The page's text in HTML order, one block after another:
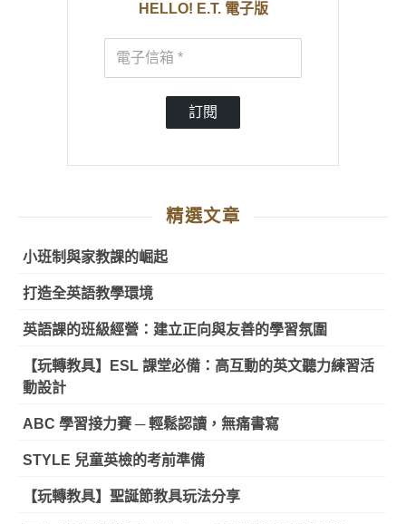
HELLO! E.T. 電子版
訂閱
精選文章
小班制與家教課的崛起
打造全英語教學環境
英語課的班級經營：建立正向與友善的學習氛圍
【玩轉教具】ESL 課堂必備：高互動的英文聽力練習活
動設計
ABC 學習接力賽 ─ 輕鬆認讀，無痛書寫
STYLE 兒童英檢的考前準備
【玩轉教具】聖誕節教具玩法分享